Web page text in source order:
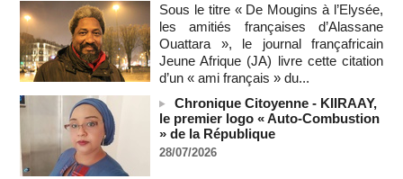
Un navire russe a bravé les sanctions pour acheminer des
véhicules militaires au Mali
05/08/2026 -
RDC: entre 2000 et 5000 tonnes d'uranium exportées avec
le cobalt vers la Chine en 20 ans, selon une enquête
05/08/2026 -
Le plus vieux président du monde remanie l'armée, son
absence alimentant l'inquiétude
05/08/2026 -
Sous le titre « De Mougins à l’Elysée,
les amitiés françaises d’Alassane
Ouattara », le journal françafricain
Jeune Afrique (JA) livre cette citation
d’un « ami français » du...
Chronique Citoyenne - KIIRAAY,
le premier logo « Auto-Combustion
» de la République
28/07/2026